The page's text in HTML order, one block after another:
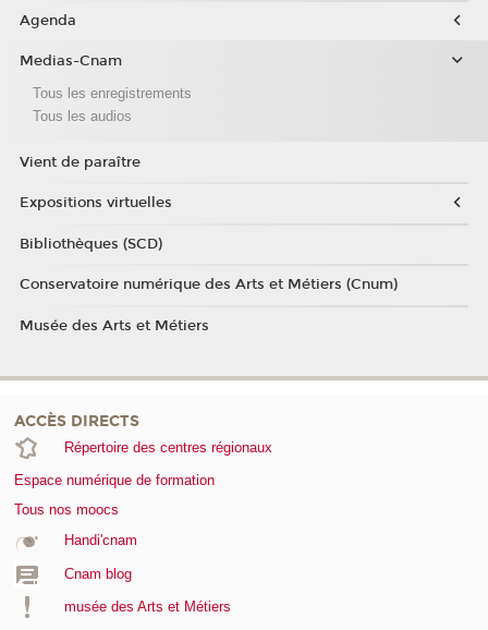
Agenda
Medias-Cnam
Tous les enregistrements
Tous les audios
Vient de paraître
Expositions virtuelles
Bibliothèques (SCD)
Conservatoire numérique des Arts et Métiers (Cnum)
Musée des Arts et Métiers
ACCÈS DIRECTS
Répertoire des centres régionaux
Espace numérique de formation
Tous nos moocs
Handi'cnam
Cnam blog
musée des Arts et Métiers